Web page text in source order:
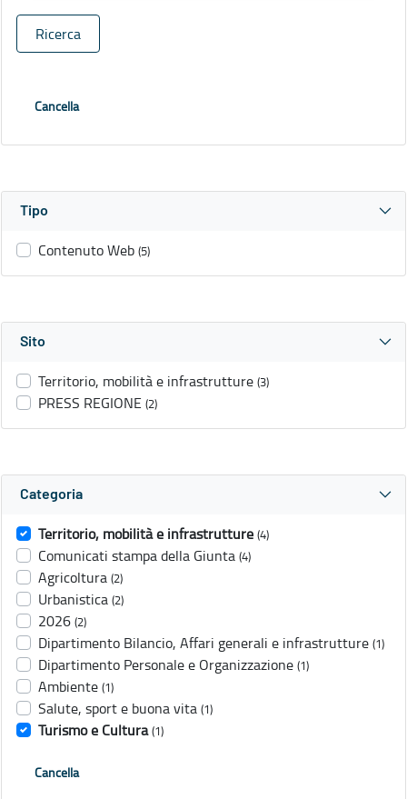
Ricerca
Cancella
Tipo
Contenuto Web (5)
Sito
Territorio, mobilità e infrastrutture (3)
PRESS REGIONE (2)
Categoria
Territorio, mobilità e infrastrutture (4)
Comunicati stampa della Giunta (4)
Agricoltura (2)
Urbanistica (2)
2026 (2)
Dipartimento Bilancio, Affari generali e infrastrutture (1)
Dipartimento Personale e Organizzazione (1)
Ambiente (1)
Salute, sport e buona vita (1)
Turismo e Cultura (1)
Cancella